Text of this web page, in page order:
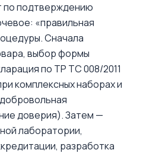
по подтверждению
«правильная
Сначала
выбор формы
по ТР ТС 008/2011
комплексных наборах и
доверия). Затем —
лаборатории,
разработка